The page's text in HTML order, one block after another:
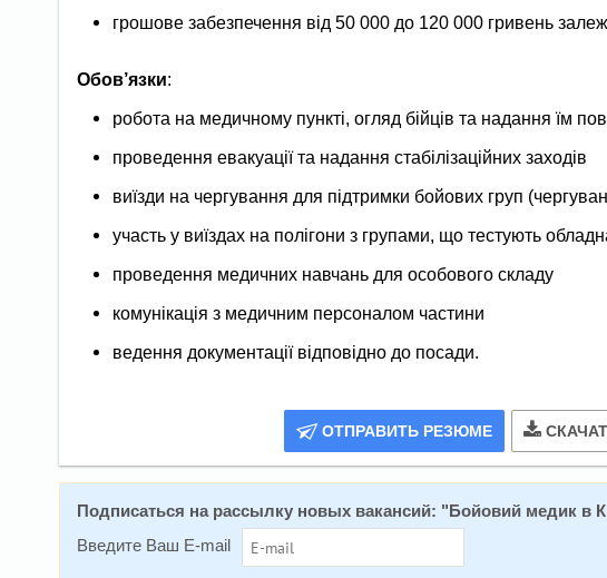
грошове забезпечення від 50 000 до 120 000 гривень
Обов’язки:
робота на медичному пункті, огляд бійців та надання їм
проведення евакуації та надання стабілізаційних заходів
виїзди на чергування для підтримки бойових груп
участь у виїздах на полігони з групами, що тестують
проведення медичних навчань для особового складу
комунікація з медичним персоналом частини
ведення документації відповідно до посади.
ОТПРАВИТЬ РЕЗЮМЕ
Подписаться на расcылку новых вакансий: " Бойовий медик в
Введите Ваш E-mail